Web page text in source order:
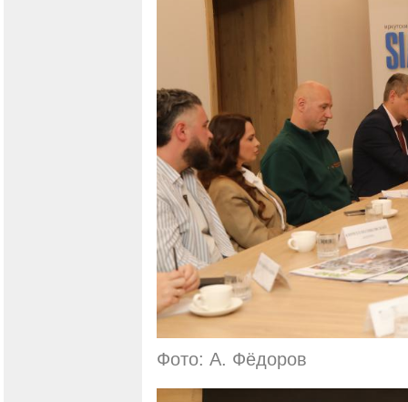
Фото: А. Фёдоров